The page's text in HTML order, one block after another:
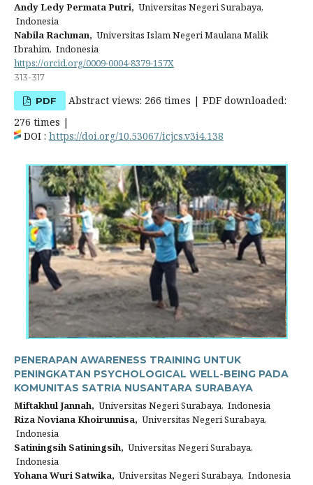
Andy Ledy Permata Putri, Universitas Negeri Surabaya,
Indonesia
Nabila Rachman, Universitas Islam Negeri Maulana Malik
Ibrahim, Indonesia
https://orcid.org/0009-0004-8379-157X
313-317
PDF
Abstract views: 266 times | PDF downloaded:
276 times |
DOI : https://doi.org/10.53067/icjcs.v3i4.138
PENERAPAN AWARENESS TRAINING UNTUK
PENINGKATAN PSYCHOLOGICAL WELL-BEING PADA
KOMUNITAS SATRIA NUSANTARA SURABAYA
Miftakhul Jannah, Universitas Negeri Surabaya, Indonesia
Riza Noviana Khoirunnisa, Universitas Negeri Surabaya,
Indonesia
Satiningsih Satiningsih, Universitas Negeri Surabaya,
Indonesia
Yohana Wuri Satwika, Universitas Negeri Surabaya, Indonesia